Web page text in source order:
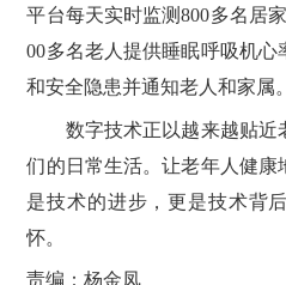
平台每天实时监测800多名居
00多名老人提供睡眠呼吸机
和安全隐患并通知老人和家属。
数字技术正以越来越贴近
们的日常生活。让老年人健康
是技术的进步，更是技术背
怀。
责编：杨金凤